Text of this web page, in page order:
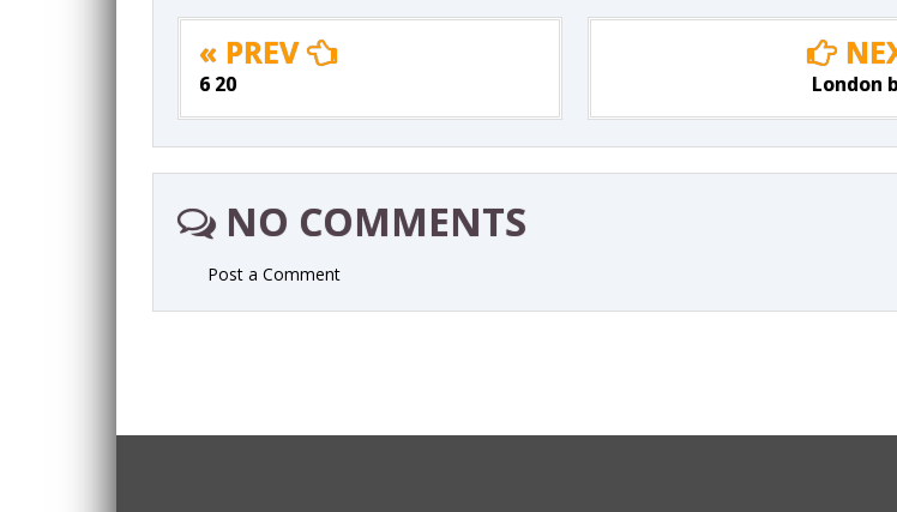
« PREV
6 20 London
NO COMMENTS
Post a Comment